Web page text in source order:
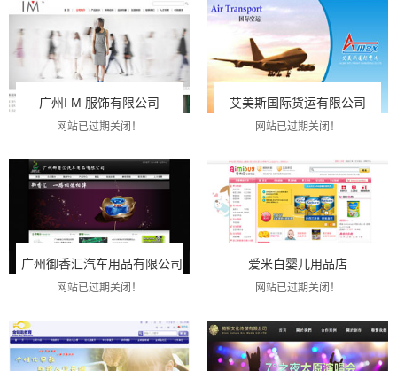
广州I M 服饰有限公司
网站已过期关闭！
艾美斯国际货运有限公司
网站已过期关闭！
广州御香汇汽车用品有限公司
网站已过期关闭！
爱米白婴儿用品店
网站已过期关闭！